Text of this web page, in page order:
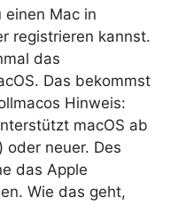
Mac in
registrieren kannst.
das
Das bekommst
Hinweis:
macOS ab
oder neuer. Des
das Apple
Wie das geht,